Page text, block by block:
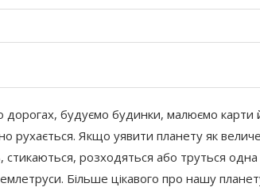
будуємо будинки, малюємо карти
рухається. Якщо уявити планету як
стикаються, розходяться або труться
Більше цікавого про нашу